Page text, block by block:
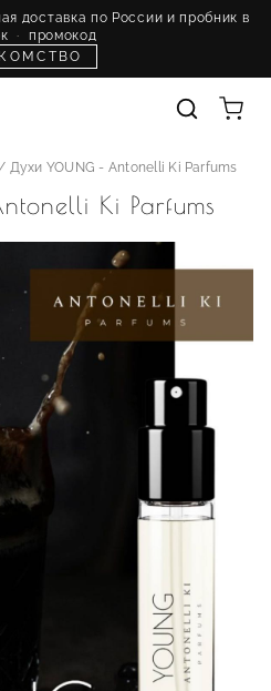
доставка по России и пробник в
·
промокод
Духи YOUNG - Antonelli Ki Parfums
Ki Parfums